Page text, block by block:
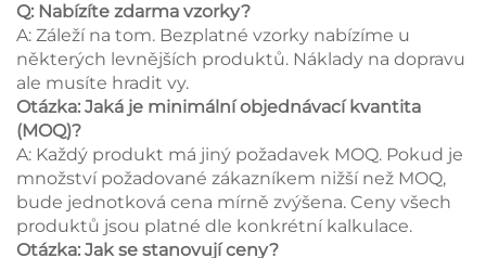
Q: Nabízíte zdarma vzorky?
A: Záleží na tom. Bezplatné vzorky nabízíme u
některých levnějších produktů. Náklady na dopravu
ale musíte hradit vy.
Otázka: Jaká je minimální objednávací kvantita
(MOQ)?
A: Každý produkt má jiný požadavek MOQ. Pokud je
množství požadované zákazníkem nižší než MOQ,
bude jednotková cena mírně zvýšena. Ceny všech
produktů jsou platné dle konkrétní kalkulace.
Otázka: Jak se stanovují ceny?